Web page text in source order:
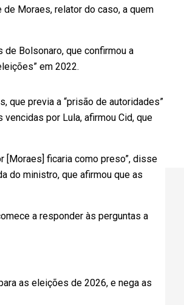
Moraes, relator do caso, a quem
Bolsonaro, que confirmou a
em 2022.
que previa a “prisão de autoridades”
por Lula, afirmou Cid, que
[Moraes] ficaria como preso”, disse
do ministro, que afirmou que as
a responder às perguntas a
as eleições de 2026, e nega as